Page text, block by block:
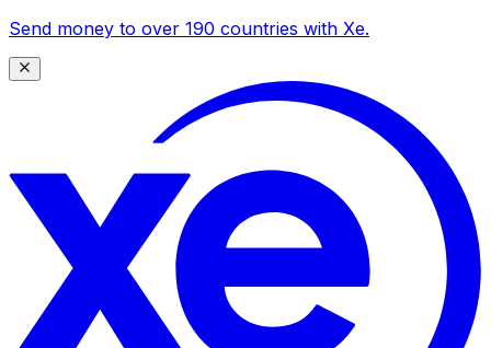
Send money to over 190 countries with Xe.